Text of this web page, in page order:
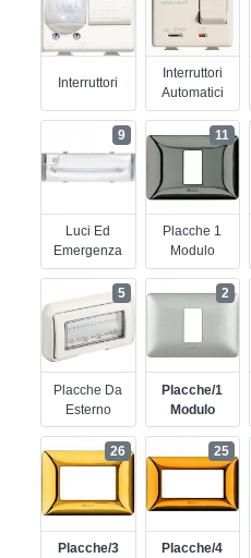
Interruttori
Interruttori
Automatici
Luci Ed
Emergenza
9
Placche 1
Modulo
11
Placche Da
Esterno
5
Placche/1
Modulo
2
Placche/3
26
Placche/4
25